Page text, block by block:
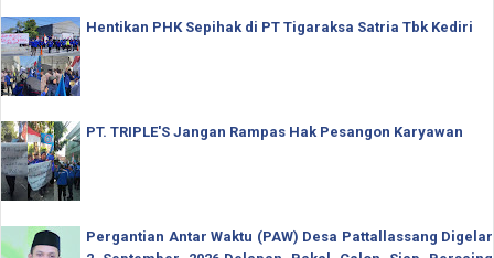
Hentikan PHK Sepihak di PT Tigaraksa Satria Tbk Kediri
PT. TRIPLE'S Jangan Rampas Hak Pesangon Karyawan
Pergantian Antar Waktu (PAW) Desa Pattallassang Digelar